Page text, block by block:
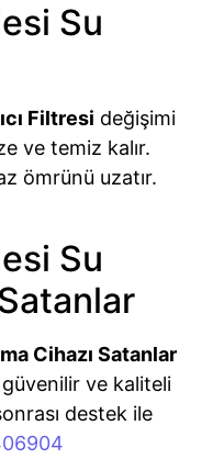
Su
Filtresi değişimi
ve temiz kalır.
ömrünü uzatır.
Su
Cihazı Satanlar
ve kaliteli
destek ile